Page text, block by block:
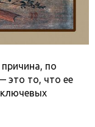
по
это то, что ее
ключевых